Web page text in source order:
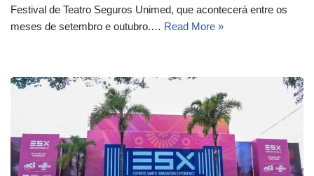
Festival de Teatro Seguros Unimed, que acontecerá entre os
meses de setembro e outubro.… Read More »